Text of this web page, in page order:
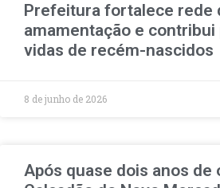
Prefeitura fortalece rede
amamentação e contribui
vidas de recém-nascidos
8 de junho de 2026
Após quase dois anos de